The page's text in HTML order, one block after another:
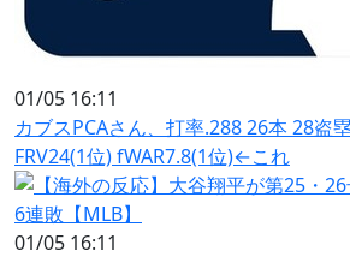
01/05 16:11
カブスPCAさん、打率.288 26本 28盗
FRV24(1位) fWAR7.8(1位)←これ
01/05 16:11